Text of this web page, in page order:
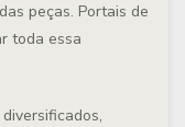
peças. Portais de
toda essa